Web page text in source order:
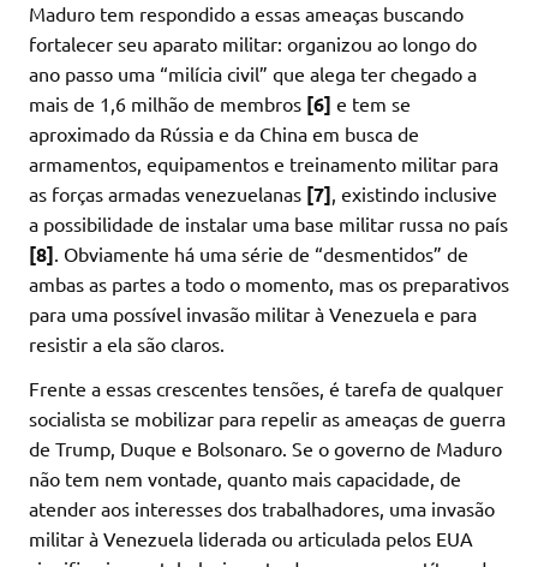
Maduro tem respondido a essas ameaças buscando
fortalecer seu aparato militar: organizou ao longo do
ano passo uma “milícia civil” que alega ter chegado a
mais de 1,6 milhão de membros [6] e tem se
aproximado da Rússia e da China em busca de
armamentos, equipamentos e treinamento militar para
as forças armadas venezuelanas [7], existindo inclusive
a possibilidade de instalar uma base militar russa no país
[8]. Obviamente há uma série de “desmentidos” de
ambas as partes a todo o momento, mas os preparativos
para uma possível invasão militar à Venezuela e para
resistir a ela são claros.
Frente a essas crescentes tensões, é tarefa de qualquer
socialista se mobilizar para repelir as ameaças de guerra
de Trump, Duque e Bolsonaro. Se o governo de Maduro
não tem nem vontade, quanto mais capacidade, de
atender aos interesses dos trabalhadores, uma invasão
militar à Venezuela liderada ou articulada pelos EUA